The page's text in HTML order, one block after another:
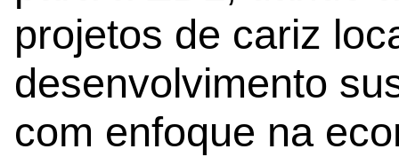
projetos de cariz
desenvolvimento
com enfoque na